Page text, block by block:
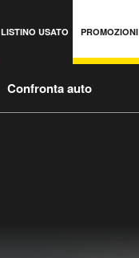
LISTINO USATO PROMOZIONI
Confronta auto